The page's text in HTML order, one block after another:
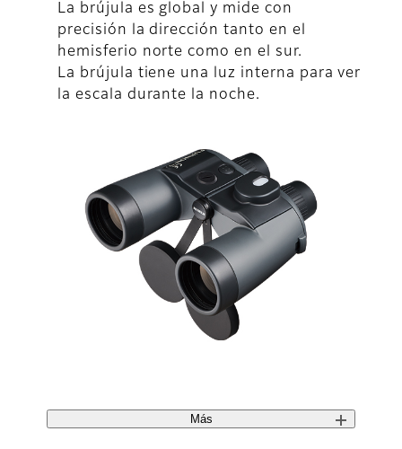
La brújula es global y mide con
precisión la dirección tanto en el
hemisferio norte como en el sur.
La brújula tiene una luz interna para ver
la escala durante la noche.
Más